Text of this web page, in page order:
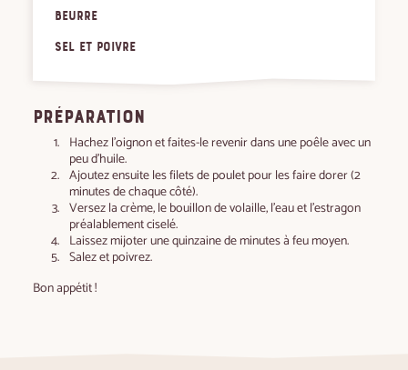
Beurre
Sel et poivre
PRÉPARATION
Hachez l’oignon et faites-le revenir dans une poêle avec un
peu d’huile.
Ajoutez ensuite les filets de poulet pour les faire dorer (2
minutes de chaque côté).
Versez la crème, le bouillon de volaille, l’eau et l’estragon
préalablement ciselé.
Laissez mijoter une quinzaine de minutes à feu moyen.
Salez et poivrez.
Bon appétit !